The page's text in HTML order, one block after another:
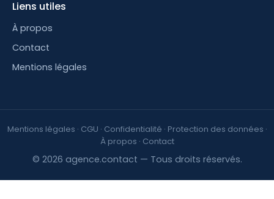
Liens utiles
À propos
Contact
Mentions légales
Mentions légales · CGU · Confidentialité · Protection des données ·
À propos · Contact
© 2026 agence.contact — Tous droits réservés.